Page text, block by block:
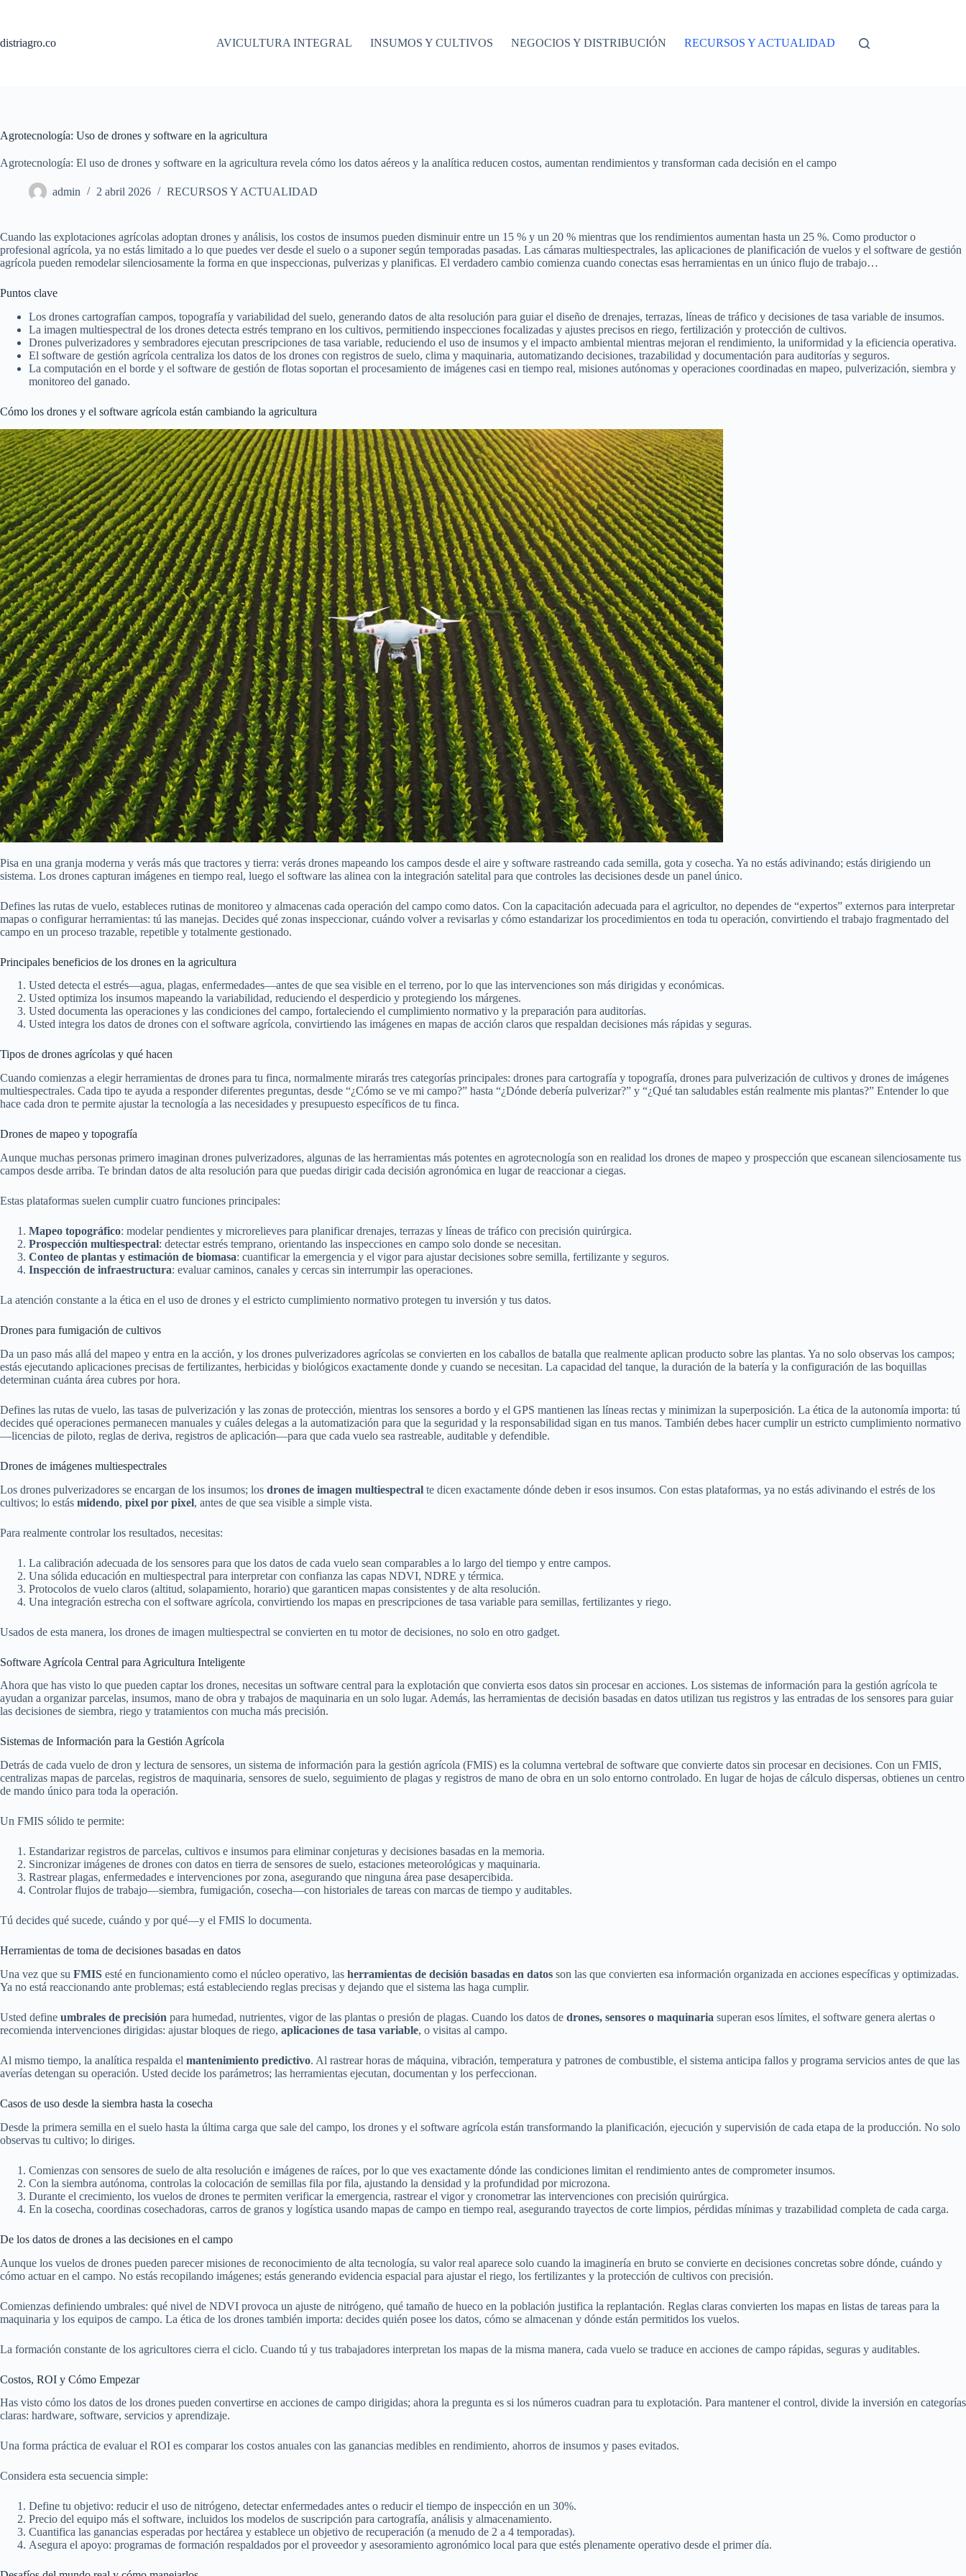
distriagro.co
AVICULTURA INTEGRAL INSUMOS Y CULTIVOS NEGOCIOS Y DISTRIBUCIÓN RECURSOS Y ACTUALIDAD
Agrotecnología: Uso de drones y software en la agricultura
Agrotecnología: El uso de drones y software en la agricultura revela cómo los datos aéreos y la analítica reducen costos, aumentan rendimientos y transforman cada decisión en el campo
admin 2 abril 2026 RECURSOS Y ACTUALIDAD
Cuando las explotaciones agrícolas adoptan drones y análisis, los costos de insumos pueden disminuir entre un 15 % y un 20 % mientras que los rendimientos aumentan hasta un 25 %. Como productor o
profesional agrícola, ya no estás limitado a lo que puedes ver desde el suelo o a suponer según temporadas pasadas. Las cámaras multiespectrales, las aplicaciones de planificación de vuelos y el software de gestión
agrícola pueden remodelar silenciosamente la forma en que inspeccionas, pulverizas y planificas. El verdadero cambio comienza cuando conectas esas herramientas en un único flujo de trabajo…
Puntos clave
Los drones cartografían campos, topografía y variabilidad del suelo, generando datos de alta resolución para guiar el diseño de drenajes, terrazas, líneas de tráfico y decisiones de tasa variable de insumos.
La imagen multiespectral de los drones detecta estrés temprano en los cultivos, permitiendo inspecciones focalizadas y ajustes precisos en riego, fertilización y protección de cultivos.
Drones pulverizadores y sembradores ejecutan prescripciones de tasa variable, reduciendo el uso de insumos y el impacto ambiental mientras mejoran el rendimiento, la uniformidad y la eficiencia operativa.
El software de gestión agrícola centraliza los datos de los drones con registros de suelo, clima y maquinaria, automatizando decisiones, trazabilidad y documentación para auditorías y seguros.
La computación en el borde y el software de gestión de flotas soportan el procesamiento de imágenes casi en tiempo real, misiones autónomas y operaciones coordinadas en mapeo, pulverización, siembra y
monitoreo del ganado.
Cómo los drones y el software agrícola están cambiando la agricultura
Pisa en una granja moderna y verás más que tractores y tierra: verás drones mapeando los campos desde el aire y software rastreando cada semilla, gota y cosecha. Ya no estás adivinando; estás dirigiendo un
sistema. Los drones capturan imágenes en tiempo real, luego el software las alinea con la integración satelital para que controles las decisiones desde un panel único.
Defines las rutas de vuelo, estableces rutinas de monitoreo y almacenas cada operación del campo como datos. Con la capacitación adecuada para el agricultor, no dependes de “expertos” externos para interpretar
mapas o configurar herramientas: tú las manejas. Decides qué zonas inspeccionar, cuándo volver a revisarlas y cómo estandarizar los procedimientos en toda tu operación, convirtiendo el trabajo fragmentado del
campo en un proceso trazable, repetible y totalmente gestionado.
Principales beneficios de los drones en la agricultura
Usted detecta el estrés—agua, plagas, enfermedades—antes de que sea visible en el terreno, por lo que las intervenciones son más dirigidas y económicas.
Usted optimiza los insumos mapeando la variabilidad, reduciendo el desperdicio y protegiendo los márgenes.
Usted documenta las operaciones y las condiciones del campo, fortaleciendo el cumplimiento normativo y la preparación para auditorías.
Usted integra los datos de drones con el software agrícola, convirtiendo las imágenes en mapas de acción claros que respaldan decisiones más rápidas y seguras.
Tipos de drones agrícolas y qué hacen
Cuando comienzas a elegir herramientas de drones para tu finca, normalmente mirarás tres categorías principales: drones para cartografía y topografía, drones para pulverización de cultivos y drones de imágenes
multiespectrales. Cada tipo te ayuda a responder diferentes preguntas, desde “¿Cómo se ve mi campo?” hasta “¿Dónde debería pulverizar?” y “¿Qué tan saludables están realmente mis plantas?” Entender lo que
hace cada dron te permite ajustar la tecnología a las necesidades y presupuesto específicos de tu finca.
Drones de mapeo y topografía
Aunque muchas personas primero imaginan drones pulverizadores, algunas de las herramientas más potentes en agrotecnología son en realidad los drones de mapeo y prospección que escanean silenciosamente tus
campos desde arriba. Te brindan datos de alta resolución para que puedas dirigir cada decisión agronómica en lugar de reaccionar a ciegas.
Estas plataformas suelen cumplir cuatro funciones principales:
Mapeo topográfico: modelar pendientes y microrelieves para planificar drenajes, terrazas y líneas de tráfico con precisión quirúrgica.
Prospección multiespectral: detectar estrés temprano, orientando las inspecciones en campo solo donde se necesitan.
Conteo de plantas y estimación de biomasa: cuantificar la emergencia y el vigor para ajustar decisiones sobre semilla, fertilizante y seguros.
Inspección de infraestructura: evaluar caminos, canales y cercas sin interrumpir las operaciones.
La atención constante a la ética en el uso de drones y el estricto cumplimiento normativo protegen tu inversión y tus datos.
Drones para fumigación de cultivos
Da un paso más allá del mapeo y entra en la acción, y los drones pulverizadores agrícolas se convierten en los caballos de batalla que realmente aplican producto sobre las plantas. Ya no solo observas los campos;
estás ejecutando aplicaciones precisas de fertilizantes, herbicidas y biológicos exactamente donde y cuando se necesitan. La capacidad del tanque, la duración de la batería y la configuración de las boquillas
determinan cuánta área cubres por hora.
Defines las rutas de vuelo, las tasas de pulverización y las zonas de protección, mientras los sensores a bordo y el GPS mantienen las líneas rectas y minimizan la superposición. La ética de la autonomía importa: tú
decides qué operaciones permanecen manuales y cuáles delegas a la automatización para que la seguridad y la responsabilidad sigan en tus manos. También debes hacer cumplir un estricto cumplimiento normativo
—licencias de piloto, reglas de deriva, registros de aplicación—para que cada vuelo sea rastreable, auditable y defendible.
Drones de imágenes multiespectrales
Los drones pulverizadores se encargan de los insumos; los drones de imagen multiespectral te dicen exactamente dónde deben ir esos insumos. Con estas plataformas, ya no estás adivinando el estrés de los
cultivos; lo estás midendo, pixel por pixel, antes de que sea visible a simple vista.
Para realmente controlar los resultados, necesitas:
La calibración adecuada de los sensores para que los datos de cada vuelo sean comparables a lo largo del tiempo y entre campos.
Una sólida educación en multiespectral para interpretar con confianza las capas NDVI, NDRE y térmica.
Protocolos de vuelo claros (altitud, solapamiento, horario) que garanticen mapas consistentes y de alta resolución.
Una integración estrecha con el software agrícola, convirtiendo los mapas en prescripciones de tasa variable para semillas, fertilizantes y riego.
Usados de esta manera, los drones de imagen multiespectral se convierten en tu motor de decisiones, no solo en otro gadget.
Software Agrícola Central para Agricultura Inteligente
Ahora que has visto lo que pueden captar los drones, necesitas un software central para la explotación que convierta esos datos sin procesar en acciones. Los sistemas de información para la gestión agrícola te
ayudan a organizar parcelas, insumos, mano de obra y trabajos de maquinaria en un solo lugar. Además, las herramientas de decisión basadas en datos utilizan tus registros y las entradas de los sensores para guiar
las decisiones de siembra, riego y tratamientos con mucha más precisión.
Sistemas de Información para la Gestión Agrícola
Detrás de cada vuelo de dron y lectura de sensores, un sistema de información para la gestión agrícola (FMIS) es la columna vertebral de software que convierte datos sin procesar en decisiones. Con un FMIS,
centralizas mapas de parcelas, registros de maquinaria, sensores de suelo, seguimiento de plagas y registros de mano de obra en un solo entorno controlado. En lugar de hojas de cálculo dispersas, obtienes un centro
de mando único para toda la operación.
Un FMIS sólido te permite:
Estandarizar registros de parcelas, cultivos e insumos para eliminar conjeturas y decisiones basadas en la memoria.
Sincronizar imágenes de drones con datos en tierra de sensores de suelo, estaciones meteorológicas y maquinaria.
Rastrear plagas, enfermedades e intervenciones por zona, asegurando que ninguna área pase desapercibida.
Controlar flujos de trabajo—siembra, fumigación, cosecha—con historiales de tareas con marcas de tiempo y auditables.
Tú decides qué sucede, cuándo y por qué—y el FMIS lo documenta.
Herramientas de toma de decisiones basadas en datos
Una vez que su FMIS esté en funcionamiento como el núcleo operativo, las herramientas de decisión basadas en datos son las que convierten esa información organizada en acciones específicas y optimizadas.
Ya no está reaccionando ante problemas; está estableciendo reglas precisas y dejando que el sistema las haga cumplir.
Usted define umbrales de precisión para humedad, nutrientes, vigor de las plantas o presión de plagas. Cuando los datos de drones, sensores o maquinaria superan esos límites, el software genera alertas o
recomienda intervenciones dirigidas: ajustar bloques de riego, aplicaciones de tasa variable, o visitas al campo.
Al mismo tiempo, la analítica respalda el mantenimiento predictivo. Al rastrear horas de máquina, vibración, temperatura y patrones de combustible, el sistema anticipa fallos y programa servicios antes de que las
averías detengan su operación. Usted decide los parámetros; las herramientas ejecutan, documentan y los perfeccionan.
Casos de uso desde la siembra hasta la cosecha
Desde la primera semilla en el suelo hasta la última carga que sale del campo, los drones y el software agrícola están transformando la planificación, ejecución y supervisión de cada etapa de la producción. No solo
observas tu cultivo; lo diriges.
Comienzas con sensores de suelo de alta resolución e imágenes de raíces, por lo que ves exactamente dónde las condiciones limitan el rendimiento antes de comprometer insumos.
Con la siembra autónoma, controlas la colocación de semillas fila por fila, ajustando la densidad y la profundidad por microzona.
Durante el crecimiento, los vuelos de drones te permiten verificar la emergencia, rastrear el vigor y cronometrar las intervenciones con precisión quirúrgica.
En la cosecha, coordinas cosechadoras, carros de granos y logística usando mapas de campo en tiempo real, asegurando trayectos de corte limpios, pérdidas mínimas y trazabilidad completa de cada carga.
De los datos de drones a las decisiones en el campo
Aunque los vuelos de drones pueden parecer misiones de reconocimiento de alta tecnología, su valor real aparece solo cuando la imaginería en bruto se convierte en decisiones concretas sobre dónde, cuándo y
cómo actuar en el campo. No estás recopilando imágenes; estás generando evidencia espacial para ajustar el riego, los fertilizantes y la protección de cultivos con precisión.
Comienzas definiendo umbrales: qué nivel de NDVI provoca un ajuste de nitrógeno, qué tamaño de hueco en la población justifica la replantación. Reglas claras convierten los mapas en listas de tareas para la
maquinaria y los equipos de campo. La ética de los drones también importa: decides quién posee los datos, cómo se almacenan y dónde están permitidos los vuelos.
La formación constante de los agricultores cierra el ciclo. Cuando tú y tus trabajadores interpretan los mapas de la misma manera, cada vuelo se traduce en acciones de campo rápidas, seguras y auditables.
Costos, ROI y Cómo Empezar
Has visto cómo los datos de los drones pueden convertirse en acciones de campo dirigidas; ahora la pregunta es si los números cuadran para tu explotación. Para mantener el control, divide la inversión en categorías
claras: hardware, software, servicios y aprendizaje.
Una forma práctica de evaluar el ROI es comparar los costos anuales con las ganancias medibles en rendimiento, ahorros de insumos y pases evitados.
Considera esta secuencia simple:
Define tu objetivo: reducir el uso de nitrógeno, detectar enfermedades antes o reducir el tiempo de inspección en un 30%.
Precio del equipo más el software, incluidos los modelos de suscripción para cartografía, análisis y almacenamiento.
Cuantifica las ganancias esperadas por hectárea y establece un objetivo de recuperación (a menudo de 2 a 4 temporadas).
Asegura el apoyo: programas de formación respaldados por el proveedor y asesoramiento agronómico local para que estés plenamente operativo desde el primer día.